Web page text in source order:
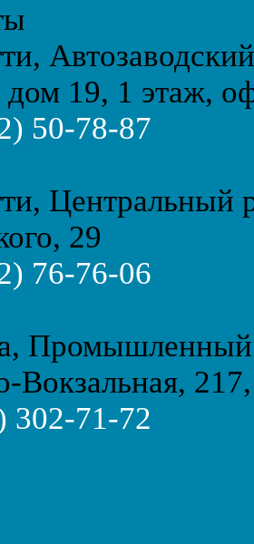
дом 19, 1 этаж,
50-78-87
Центральный
29
76-76-06
Вокзальная,
302-71-72